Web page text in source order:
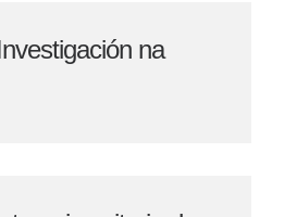
na